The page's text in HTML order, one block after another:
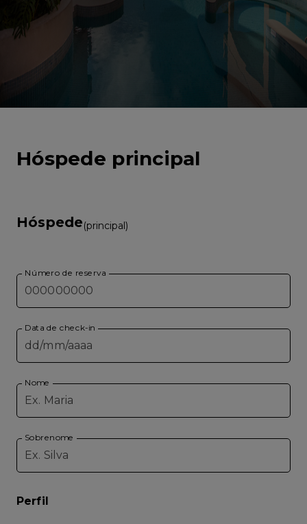
Hóspede principal
Hóspede(principal)
Número de reserva
Data de check-in
Nome
Sobrenome
Perfil